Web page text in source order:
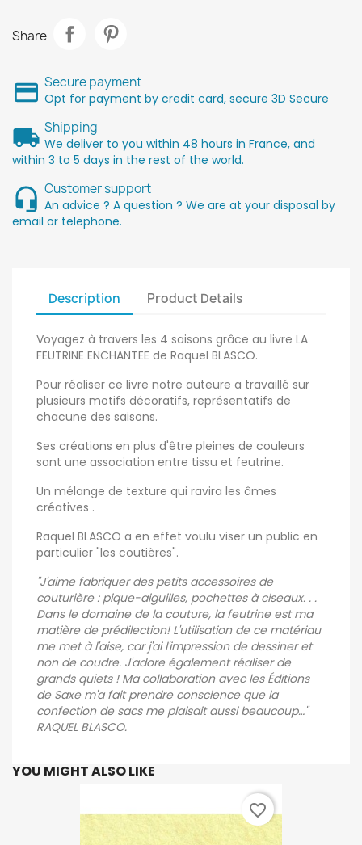
Share
Secure payment
Opt for payment by credit card, secure 3D Secure
Shipping
We deliver to you within 48 hours in France, and
within 3 to 5 days in the rest of the world.
Customer support
An advice ? A question ? We are at your disposal by
email or telephone.
Description Product Details
Voyagez à travers les 4 saisons grâce au livre LA
FEUTRINE ENCHANTEE de Raquel BLASCO.
Pour réaliser ce livre notre auteure a travaillé sur
plusieurs motifs décoratifs, représentatifs de
chacune des saisons.
Ses créations en plus d'être pleines de couleurs
sont une association entre tissu et feutrine.
Un mélange de texture qui ravira les âmes
créatives .
Raquel BLASCO a en effet voulu viser un public en
particulier "les coutières".
"J'aime fabriquer des petits accessoires de
couturière : pique-aiguilles, pochettes à ciseaux. . .
Dans le domaine de la couture, la feutrine est ma
matière de prédilection! L'utilisation de ce matériau
me met à l'aise, car j'ai l'impression de dessiner et
non de coudre. J'adore également réaliser de
grands quiets ! Ma collaboration avec les Éditions
de Saxe m'a fait prendre conscience que la
confection de sacs me plaisait aussi beaucoup…"
RAQUEL BLASCO.
YOU MIGHT ALSO LIKE
favorite_border